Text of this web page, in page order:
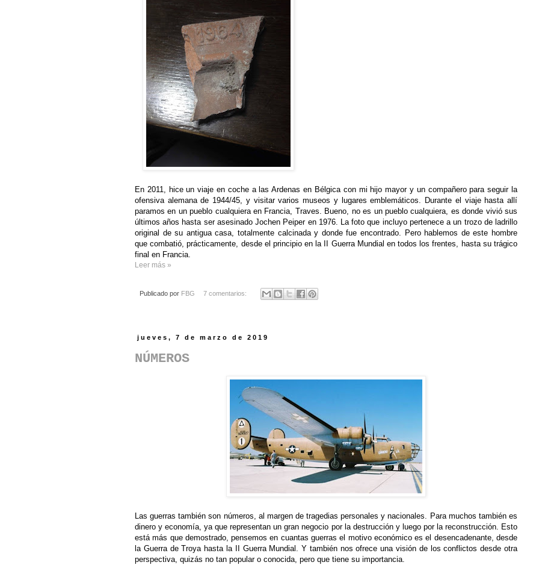
En 2011, hice un viaje en coche a las Ardenas en Bélgica con mi hijo mayor y un compañero para seguir la
ofensiva alemana de 1944/45, y visitar varios museos y lugares emblemáticos. Durante el viaje hasta allí
paramos en un pueblo cualquiera en Francia, Traves. Bueno, no es un pueblo cualquiera, es donde vivió sus
últimos años hasta ser asesinado Jochen Peiper en 1976. La foto que incluyo pertenece a un trozo de ladrillo
original de su antigua casa, totalmente calcinada y donde fue encontrado. Pero hablemos de este hombre
que combatió, prácticamente, desde el principio en la II Guerra Mundial en todos los frentes, hasta su trágico
final en Francia.
Leer más »
Publicado por FBG 7 comentarios:
jueves, 7 de marzo de 2019
NÚMEROS
Las guerras también son números, al margen de tragedias personales y nacionales. Para muchos también es
dinero y economía, ya que representan un gran negocio por la destrucción y luego por la reconstrucción. Esto
está más que demostrado, pensemos en cuantas guerras el motivo económico es el desencadenante, desde
la Guerra de Troya hasta la II Guerra Mundial. Y también nos ofrece una visión de los conflictos desde otra
perspectiva, quizás no tan popular o conocida, pero que tiene su importancia.